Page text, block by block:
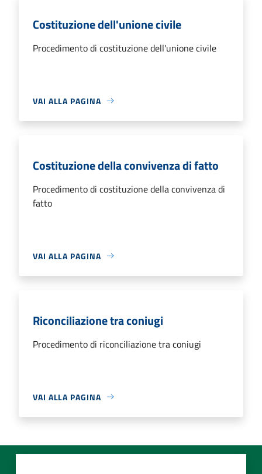
Costituzione dell'unione civile
Procedimento di costituzione dell'unione civile
VAI ALLA PAGINA
Costituzione della convivenza di fatto
Procedimento di costituzione della convivenza di
fatto
VAI ALLA PAGINA
Riconciliazione tra coniugi
Procedimento di riconciliazione tra coniugi
VAI ALLA PAGINA